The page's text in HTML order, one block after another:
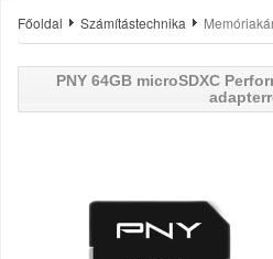
Főoldal Számítástechnika
PNY 64GB microSDXC